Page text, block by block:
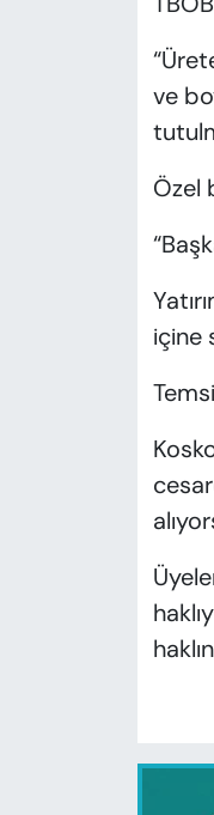
ve
Özel
içine